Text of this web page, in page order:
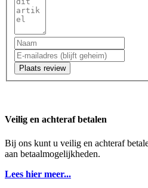
Plaats review
Veilig en achteraf betalen
Bij ons kunt u veilig en achteraf
aan betaalmogelijkheden.
Lees hier meer...